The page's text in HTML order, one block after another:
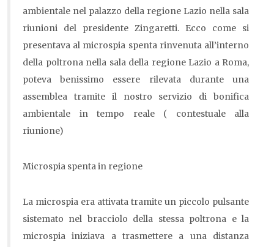
ambientale nel palazzo della regione Lazio nella sala
riunioni del presidente Zingaretti. Ecco come si
presentava al microspia spenta rinvenuta all’interno
della poltrona nella sala della regione Lazio a Roma,
poteva benissimo essere rilevata durante una
assemblea tramite il nostro servizio di bonifica
ambientale in tempo reale ( contestuale alla
riunione)
Microspia spenta in regione
La microspia era attivata tramite un piccolo pulsante
sistemato nel bracciolo della stessa poltrona e la
microspia iniziava a trasmettere a una distanza